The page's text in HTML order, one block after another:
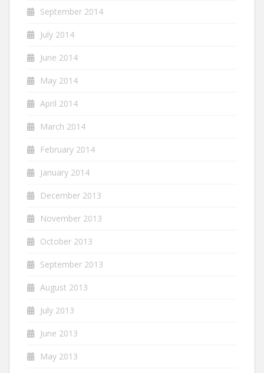
September 2014
July 2014
June 2014
May 2014
April 2014
March 2014
February 2014
January 2014
December 2013
November 2013
October 2013
September 2013
August 2013
July 2013
June 2013
May 2013